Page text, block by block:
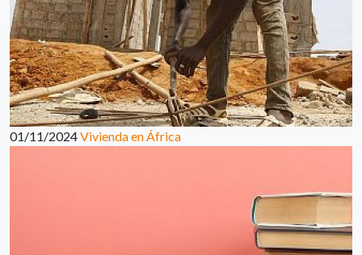
01/11/2024Vivienda en África